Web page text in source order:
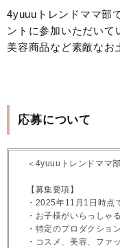
4yuuuトレンドママ部
ントに参加いただいて
美容商品など素敵なお
応募について
＜4yuuuトレンドママ
【募集要項】
・2025年11月1日時点
・お子様がいらっしゃ
・特定のプロダクショ
・コスメ、美容、ファ